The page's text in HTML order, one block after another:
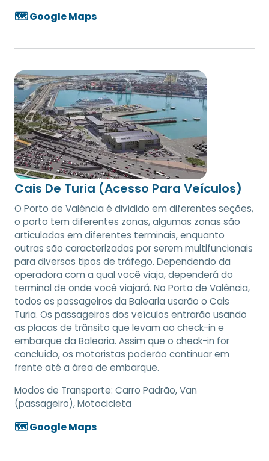
🗺️ Google Maps
Cais De Turia (Acesso Para Veículos)
O Porto de Valência é dividido em diferentes seções,
o porto tem diferentes zonas, algumas zonas são
articuladas em diferentes terminais, enquanto
outras são caracterizadas por serem multifuncionais
para diversos tipos de tráfego. Dependendo da
operadora com a qual você viaja, dependerá do
terminal de onde você viajará. No Porto de Valência,
todos os passageiros da Balearia usarão o Cais
Turia. Os passageiros dos veículos entrarão usando
as placas de trânsito que levam ao check-in e
embarque da Balearia. Assim que o check-in for
concluído, os motoristas poderão continuar em
frente até a área de embarque.
Modos de Transporte: Carro Padrão, Van
(passageiro), Motocicleta
🗺️ Google Maps